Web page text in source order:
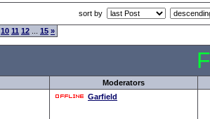
sort by
10 11 12 15 »
Moderators
Garfield